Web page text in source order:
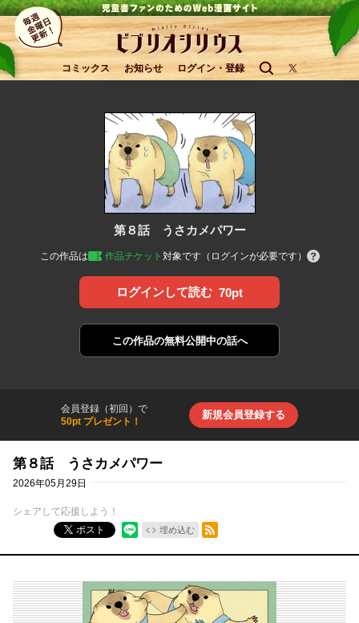
コミックス お知らせ ログイン・登録
第８話 うさカメパワー
この作品は 作品チケット 対象です（ログインが必要です）
ログインして読む 70pt
この作品の無料公開中の話へ
会員登録（初回）で
50pt プレゼント！
新規会員登録する
第８話 うさカメパワー
2026年05月29日
シェアして応援しよう！
ポスト
埋め込む
RSSフィード